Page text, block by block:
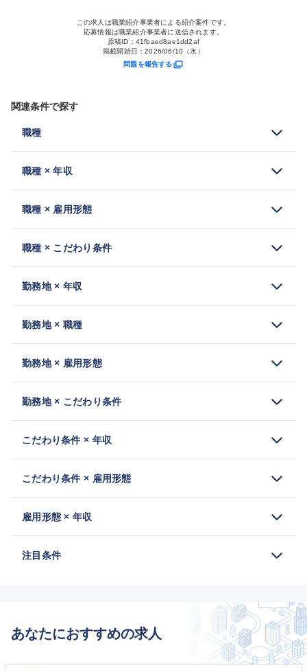
この求人は職業紹介事業者による紹介案件です。
応募情報は職業紹介事業者に送信されます。
原稿ID： 41fbaed8ae1dd2af
掲載開始日：2026/06/10（水）
問題を報告する
関連条件で探す
職種
職種 × 年収
職種 × 雇用形態
職種 × こだわり条件
勤務地 × 年収
勤務地 × 職種
勤務地 × 雇用形態
勤務地 × こだわり条件
こだわり条件 × 年収
こだわり条件 × 雇用形態
雇用形態 × 年収
注目条件
あなたにおすすめの求人